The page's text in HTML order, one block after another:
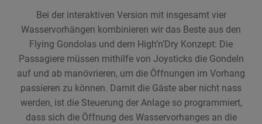
Bei der interaktiven Version mit insgesamt vier
Wasservorhängen kombinieren wir das Beste aus den
Flying Gondolas und dem High’n’Dry Konzept: Die
Passagiere müssen mithilfe von Joysticks die Gondeln
auf und ab manövrieren, um die Öffnungen im Vorhang
passieren zu können. Damit die Gäste aber nicht nass
werden, ist die Steuerung der Anlage so programmiert,
dass sich die Öffnung des Wasservorhanges an die